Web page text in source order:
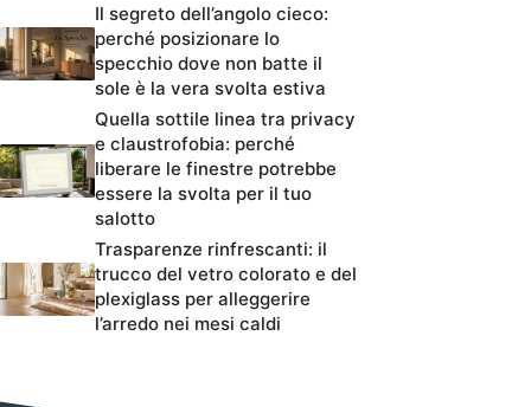
Il segreto dell’angolo cieco:
perché posizionare lo
specchio dove non batte il
sole è la vera svolta estiva
Quella sottile linea tra privacy
e claustrofobia: perché
liberare le finestre potrebbe
essere la svolta per il tuo
salotto
Trasparenze rinfrescanti: il
trucco del vetro colorato e del
plexiglass per alleggerire
l’arredo nei mesi caldi